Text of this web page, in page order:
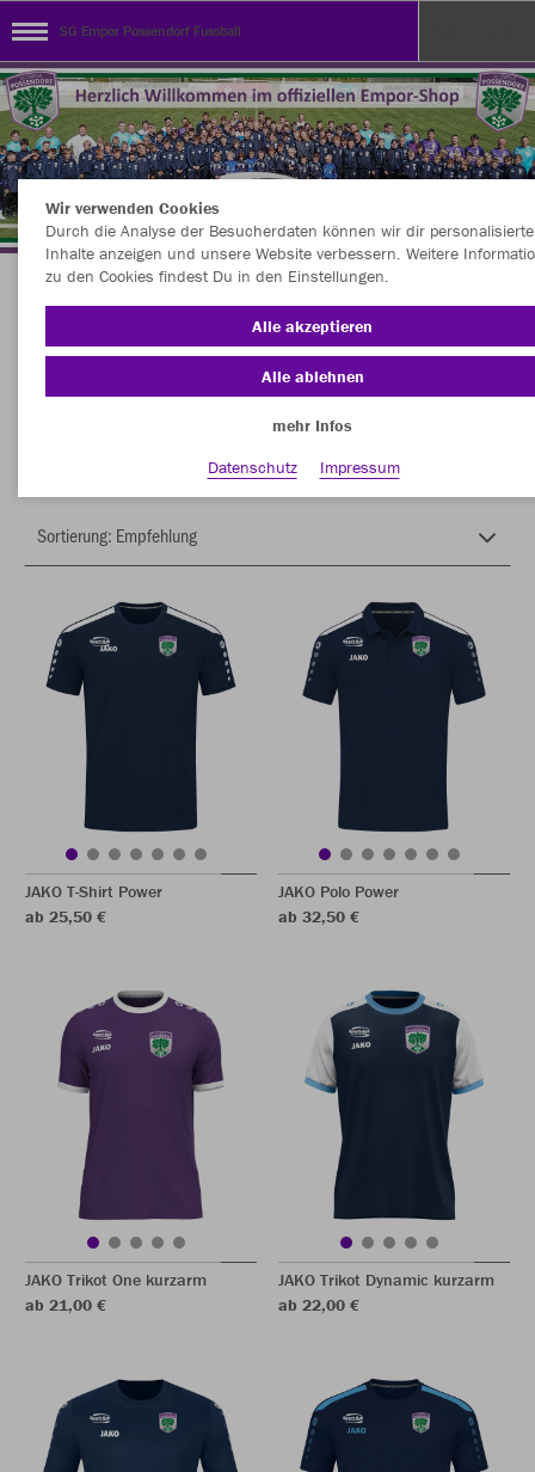
SG Empor Possendorf Fussball
Herzlich Willkommen im Teamshop SG Empor
Possendorf Fussball
JAKO T-Shirt Power
ab 25,50 €
JAKO Polo Power
ab 32,50 €
JAKO Trikot One kurzarm
ab 21,00 €
JAKO Trikot Dynamic kurzarm
ab 22,00 €
Wir verwenden Cookies
Durch die Analyse der Besucherdaten können wir dir personalisierte
Inhalte anzeigen und unsere Website verbessern. Weitere
zu den Cookies findest Du in den Einstellungen.
Alle akzeptieren
Alle ablehnen
mehr Infos
Datenschutz
Impressum